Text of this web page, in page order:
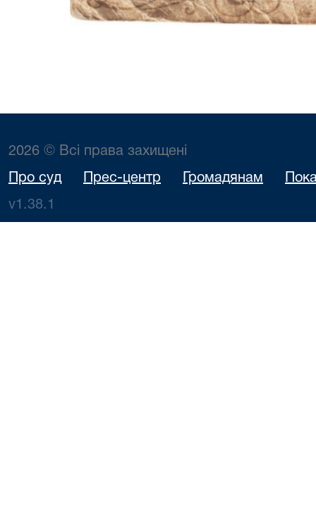
2026 © Всі права захищені
Про суд Прес-центр Громадянам
v1.38.1